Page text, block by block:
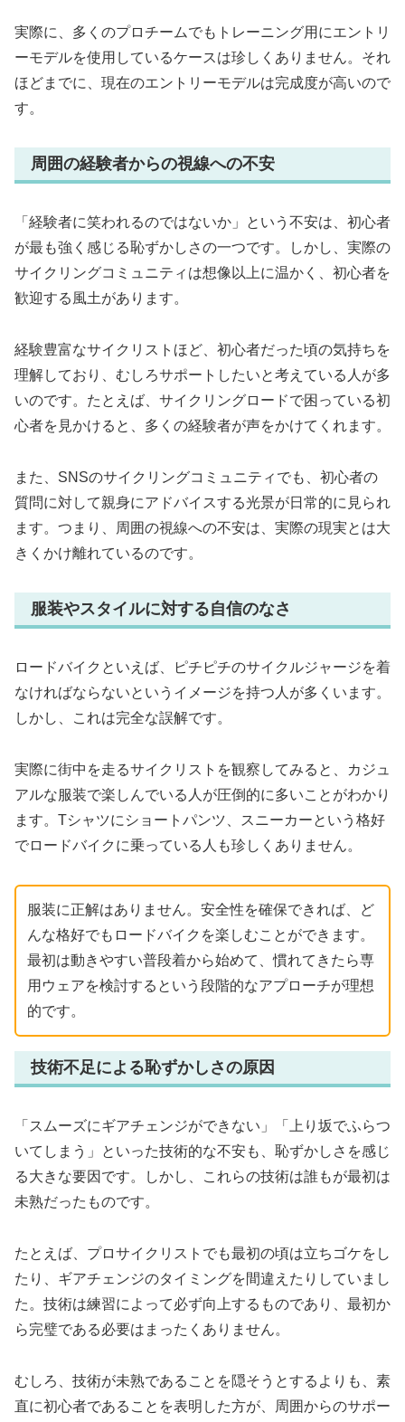
実際に、多くのプロチームでもトレーニング用にエントリ
ーモデルを使用しているケースは珍しくありません。それ
ほどまでに、現在のエントリーモデルは完成度が高いので
す。
周囲の経験者からの視線への不安
「経験者に笑われるのではないか」という不安は、初心者
が最も強く感じる恥ずかしさの一つです。しかし、実際の
サイクリングコミュニティは想像以上に温かく、初心者を
歓迎する風土があります。
経験豊富なサイクリストほど、初心者だった頃の気持ちを
理解しており、むしろサポートしたいと考えている人が多
いのです。たとえば、サイクリングロードで困っている初
心者を見かけると、多くの経験者が声をかけてくれます。
また、SNSのサイクリングコミュニティでも、初心者の
質問に対して親身にアドバイスする光景が日常的に見られ
ます。つまり、周囲の視線への不安は、実際の現実とは大
きくかけ離れているのです。
服装やスタイルに対する自信のなさ
ロードバイクといえば、ピチピチのサイクルジャージを着
なければならないというイメージを持つ人が多くいます。
しかし、これは完全な誤解です。
実際に街中を走るサイクリストを観察してみると、カジュ
アルな服装で楽しんでいる人が圧倒的に多いことがわかり
ます。Tシャツにショートパンツ、スニーカーという格好
でロードバイクに乗っている人も珍しくありません。
服装に正解はありません。安全性を確保できれば、ど
んな格好でもロードバイクを楽しむことができます。
最初は動きやすい普段着から始めて、慣れてきたら専
用ウェアを検討するという段階的なアプローチが理想
的です。
技術不足による恥ずかしさの原因
「スムーズにギアチェンジができない」「上り坂でふらつ
いてしまう」といった技術的な不安も、恥ずかしさを感じ
る大きな要因です。しかし、これらの技術は誰もが最初は
未熟だったものです。
たとえば、プロサイクリストでも最初の頃は立ちゴケをし
たり、ギアチェンジのタイミングを間違えたりしていまし
た。技術は練習によって必ず向上するものであり、最初か
ら完璧である必要はまったくありません。
むしろ、技術が未熟であることを隠そうとするよりも、素
直に初心者であることを表明した方が、周囲からのサポー